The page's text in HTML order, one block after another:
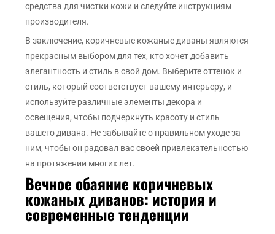
средства для чистки кожи и следуйте инструкциям
производителя.
В заключение, коричневые кожаные диваны являются
прекрасным выбором для тех, кто хочет добавить
элегантность и стиль в свой дом. Выберите оттенок и
стиль, который соответствует вашему интерьеру, и
используйте различные элементы декора и
освещения, чтобы подчеркнуть красоту и стиль
вашего дивана. Не забывайте о правильном уходе за
ним, чтобы он радовал вас своей привлекательностью
на протяжении многих лет.
Вечное обаяние коричневых
кожаных диванов: история и
современные тенденции